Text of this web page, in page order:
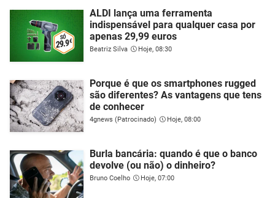
ALDI lança uma ferramenta
indispensável para qualquer casa por
apenas 29,99 euros
Beatriz Silva Hoje, 08:30
Porque é que os smartphones rugged
são diferentes? As vantagens que tens
de conhecer
4gnews (Patrocinado) Hoje, 08:00
Burla bancária: quando é que o banco
devolve (ou não) o dinheiro?
Bruno Coelho Hoje, 07:00